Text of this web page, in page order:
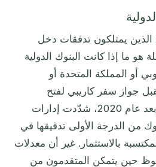
الذين يمتلكون تدفقات دخل
هو ما إذا كانت البنوك الدولية
أو المملكة المتحدة أو
جواز سفر كاريبي لفتح
الحساب. الإجابة دقيقة. بعد عام 2020، شدّدت إدارات
من الدرجة الأولى تدقيقها في
بالاستثمار. غير أن معدلات
حين يتمكن المتقدمون من